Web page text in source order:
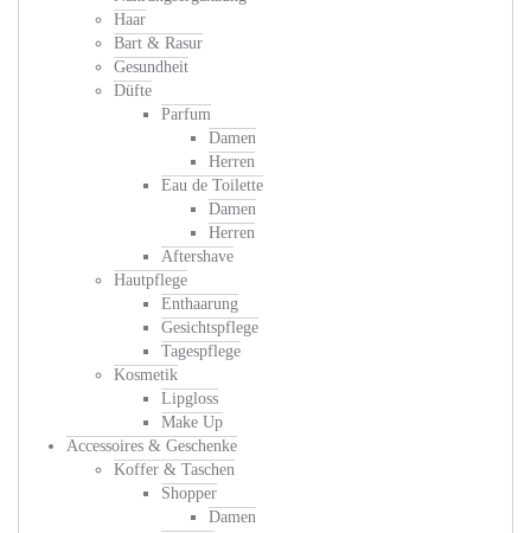
Haar
Bart & Rasur
Gesundheit
Düfte
Parfum
Damen
Herren
Eau de Toilette
Damen
Herren
Aftershave
Hautpflege
Enthaarung
Gesichtspflege
Tagespflege
Kosmetik
Lipgloss
Make Up
Accessoires & Geschenke
Koffer & Taschen
Shopper
Damen